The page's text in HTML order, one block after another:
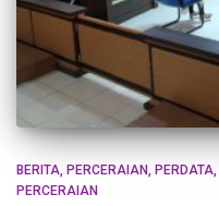
BERITA PERCERAIAN PERDATA
PERCERAIAN